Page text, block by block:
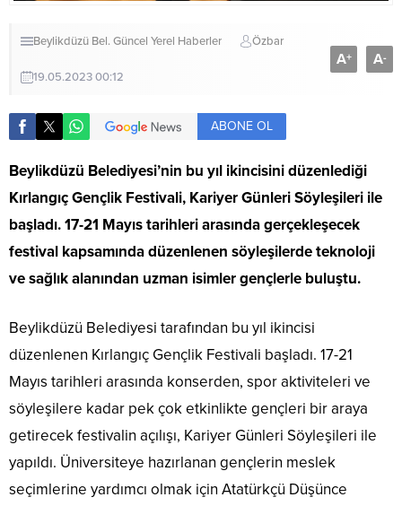
Beylikdüzü Bel. Güncel Yerel Haberler Özbar
19.05.2023 00:12
A+ A-
ABONE OL
Beylikdüzü Belediyesi’nin bu yıl ikincisini düzenlediği
Kırlangıç Gençlik Festivali, Kariyer Günleri Söyleşileri ile
başladı. 17-21 Mayıs tarihleri arasında gerçekleşecek
festival kapsamında düzenlenen söyleşilerde teknoloji
ve sağlık alanından uzman isimler gençlerle buluştu.
Beylikdüzü Belediyesi tarafından bu yıl ikincisi
düzenlenen Kırlangıç Gençlik Festivali başladı. 17-21
Mayıs tarihleri arasında konserden, spor aktiviteleri ve
söyleşilere kadar pek çok etkinlikte gençleri bir araya
getirecek festivalin açılışı, Kariyer Günleri Söyleşileri ile
yapıldı. Üniversiteye hazırlanan gençlerin meslek
seçimlerine yardımcı olmak için Atatürkçü Düşünce